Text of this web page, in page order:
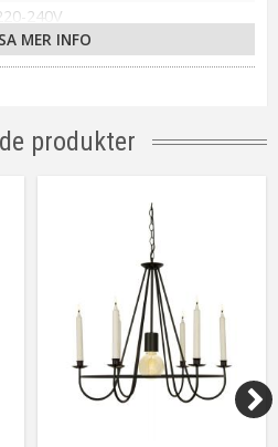
240V
E27
takkrok
MER INFO
produkter